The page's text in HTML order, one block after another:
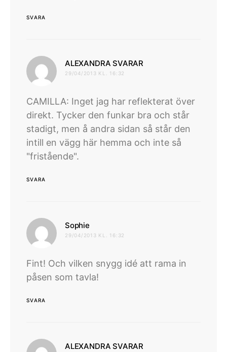
SVARA
ALEXANDRA SVARAR
29/04/2013 KL. 16:32
CAMILLA: Inget jag har reflekterat över
direkt. Tycker den funkar bra och står
stadigt, men å andra sidan så står den
intill en vägg här hemma och inte så
"fristående".
SVARA
Sophie
29/04/2013 KL. 16:32
Fint! Och vilken snygg idé att rama in
påsen som tavla!
SVARA
ALEXANDRA SVARAR